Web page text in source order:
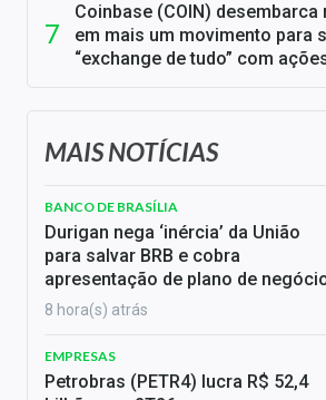
Coinbase (COIN) desembarca
em mais um movimento para
“exchange de tudo” com
MAIS NOTÍCIAS
BANCO DE BRASÍLIA
Durigan nega ‘inércia’ da União
para salvar BRB e cobra
apresentação de plano de
8 hora(s) atrás
EMPRESAS
Petrobras (PETR4) lucra R$ 52,4